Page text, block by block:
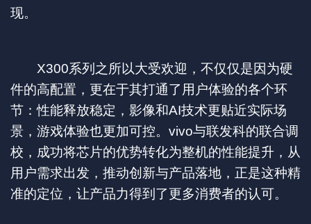
现。
X300系列之所以大受欢迎，不仅仅是因为硬
件的高配置，更在于其打通了用户体验的各个环
节：性能释放稳定，影像和AI技术更贴近实际场
景，游戏体验也更加可控。vivo与联发科的联合调
校，成功将芯片的优势转化为整机的性能提升，从
用户需求出发，推动创新与产品落地，正是这种精
准的定位，让产品力得到了更多消费者的认可。